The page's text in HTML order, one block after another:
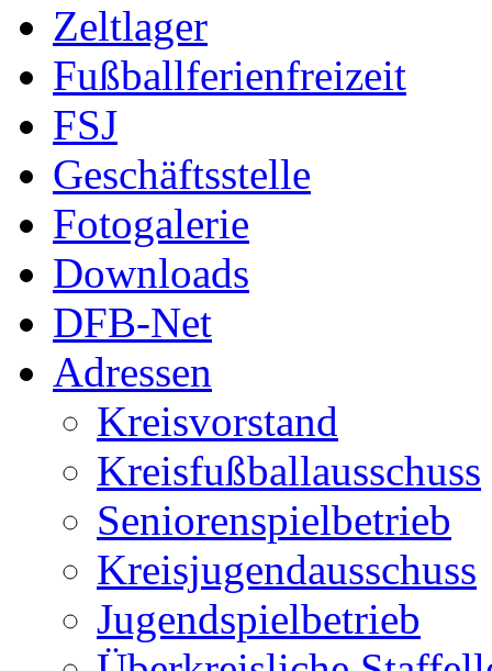
Zeltlager
Fußballferienfreizeit
FSJ
Geschäftsstelle
Fotogalerie
Downloads
DFB-Net
Adressen
Kreisvorstand
Kreisfußballausschuss
Seniorenspielbetrieb
Kreisjugendausschuss
Jugendspielbetrieb